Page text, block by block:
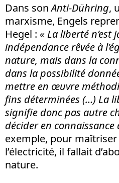
Dans sonAnti-Dühring,
marxisme, Engels
Hegel : « La liberté n’est
indépendance rêvée à
nature, mais dans la
dans la possibilité
mettre en œuvre
fins déterminées (…) La
signifie donc pas autre
décider en connaissance
exemple, pour
l’électricité, il fallait
nature.